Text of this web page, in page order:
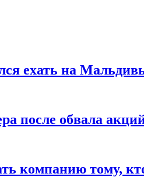
ехать на
после обвала
компанию тому,